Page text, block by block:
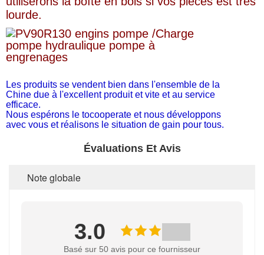
lourde.
Les produits se vendent bien dans l'ensemble de la
Chine due à l'excellent produit et vite et au service
efficace.
Nous espérons le tocooperate et nous développons
avec vous et réalisons le situation de gain pour tous.
Évaluations Et Avis
Note globale
3.0
Basé sur 50 avis pour ce fournisseur